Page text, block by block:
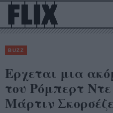
BUZZ
Ερχεται μια
του Ρόμπερτ
Μάρτιν